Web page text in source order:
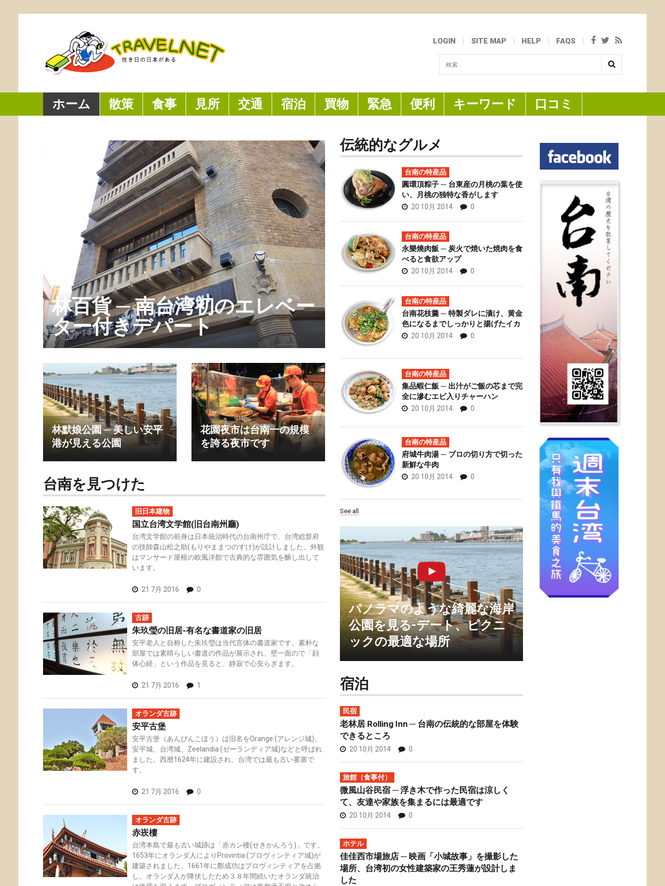
LOGIN SITE MAP HELP FAQS
索...
ホーム 散策 食事 見所 交通 宿泊 買物 緊急 便利 キーワード 口コミ
林百貨 ─ 南台湾初のエレベー
ター付きデパート
榮吉炒牛肉專賣店 ─ お得な牛
肉料理
伝統的なグルメ
台南の特産品
圓環頂粽子 ─ 台東産の月桃の葉を使
い、月桃の独特な香がします
20 10月 2014 0
台南の特産品
永樂燒肉飯 ─ 炭火で焼いた焼肉を食
べると食欲アップ
20 10月 2014 0
台南の特産品
台南花枝羹 ─ 特製ダレに漬け、黄金
色になるまでしっかりと揚げたイカ
20 10月 2014 0
台南の特産品
集品蝦仁飯 ─ 出汁がご飯の芯まで完
全に滲むエビ入りチャーハン
20 10月 2014 0
台南の特産品
府城牛肉湯 ─ プロの切り方で切った
新鮮な牛肉
20 10月 2014 0
See all
林默娘公園 ─ 美しい安平
港が見える公園
花園夜市は台南一の規模
を誇る夜市です
台南を見つけた
旧日本建物
国立台湾文学館(旧台南州廳)
台湾文学館の前身は日本統治時代の台南州庁で、台湾総督府
の技師森山松之助(もりやままつのすけ)が設計しました。外観
はマンサード屋根の欧風洋館で古典的な雰囲気を醸し出して
います。
21 7月 2016 0
古跡
朱玖瑩の旧居-有名な書道家の旧居
安平老人と自称した朱玖瑩は当代言体の書道家です。素朴な
部屋では素晴らしい書道の作品が展示され、壁一面ので「顔
体心経」という作品を見ると、静寂で心安らぎます。
21 7月 2016 1
オランダ古跡
安平古堡
安平古堡（あんぴんこほう）は旧名をOrange (アレンジ城)、
安平城、台湾城、Zeelandia (ゼーランディア城)などと呼ばれ
ました。西暦1624年に建設され、台湾では最も古い要塞で
す。
21 7月 2016 0
オランダ古跡
赤崁樓
台湾本島で最も古い城跡は「赤カン楼(せきかんろう)」です。
1653年にオランダ人によりProvintia (プロヴィンティア城)が
建築されました。1661年に鄭成功はプロヴィンティアを占拠
し、オランダ人が降伏したため３８年間続いたオランダ統治
パノラマのような綺麗な海岸
公園を見る-デート、ピクニ
ックの最適な場所
宿泊
民宿
老林居 Rolling Inn ─ 台南の伝統的な部屋を体験
できるところ
20 10月 2014 0
旅館（食事付）
微風山谷民宿 ─ 浮き木で作った民宿は涼しく
て、友達や家族を集まるには最適です
20 10月 2014 0
ホテル
佳佳西市場旅店 ─ 映画「小城故事」を撮影した
場所、台湾初の女性建築家の王秀蓮が設計しま
した